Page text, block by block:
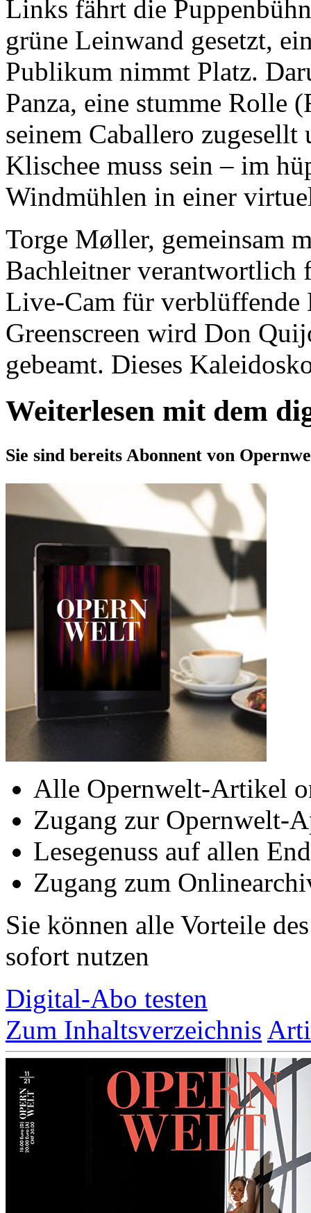
Links fährt die
grüne Leinwand gesetzt,
Publikum nimmt Platz.
Panza, eine stumme Rolle
seinem Caballero
Klischee muss sein – im
Windmühlen in einer
Torge Møller, gemeinsam
Bachleitner verantwortlich
Live-Cam für verblüffende
Greenscreen wird Don
gebeamt. Dieses
Weiterlesen mit dem
Sie sind bereits Abonnent von
Alle Opernwelt-Artikel
Zugang zur Opernwelt-
Lesegenuss auf allen
Zugang zum
Sie können alle Vorteile
sofort nutzen
Digital-Abo testen
Zum Inhaltsverzeichnis